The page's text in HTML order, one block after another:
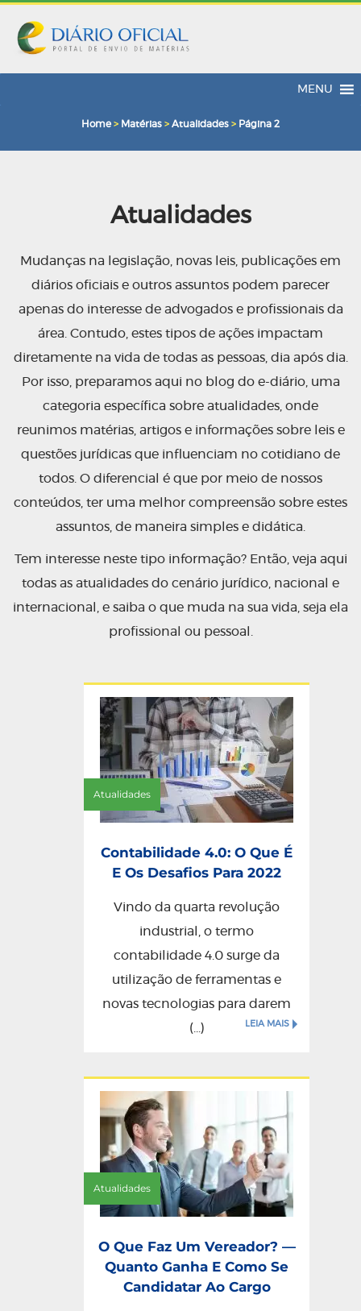
MENU
Home > Matérias > Atualidades > Página 2
Atualidades
Mudanças na legislação, novas leis, publicações em
diários oficiais e outros assuntos podem parecer
apenas do interesse de advogados e profissionais da
área. Contudo, estes tipos de ações impactam
diretamente na vida de todas as pessoas, dia após dia.
Por isso, preparamos aqui no blog do e-diário, uma
categoria específica sobre atualidades, onde
reunimos matérias, artigos e informações sobre leis e
questões jurídicas que influenciam no cotidiano de
todos. O diferencial é que por meio de nossos
conteúdos, ter uma melhor compreensão sobre estes
assuntos, de maneira simples e didática.
Tem interesse neste tipo informação? Então, veja aqui
todas as atualidades do cenário jurídico, nacional e
internacional, e saiba o que muda na sua vida, seja ela
profissional ou pessoal.
Atualidades
Contabilidade 4.0: O Que É
E Os Desafios Para 2022
Vindo da quarta revolução
industrial, o termo
contabilidade 4.0 surge da
utilização de ferramentas e
novas tecnologias para darem
(...)
LEIA MAIS
Atualidades
O Que Faz Um Vereador? —
Quanto Ganha E Como Se
Candidatar Ao Cargo